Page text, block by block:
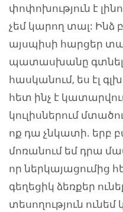
փոփոխություն է
չեմ կարող տալ:
այսպիսի հարցեր
պատասխանը գտնել,
հասկանում, ես էլ
հետ ինչ է
կուլիսներում
ոք դա չնկատի. երբ
մոռանում եմ դրա
որ ներկայացումից
գեղեցիկ ձեռքեր
տեսողություն ունեմ